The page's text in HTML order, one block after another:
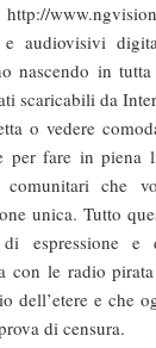
audiovisivi
nascendo in
scaricabili da
o vedere
per fare in piena
che
unica. Tutto
espressione e
con le radio
dell’etere e che
di censura.